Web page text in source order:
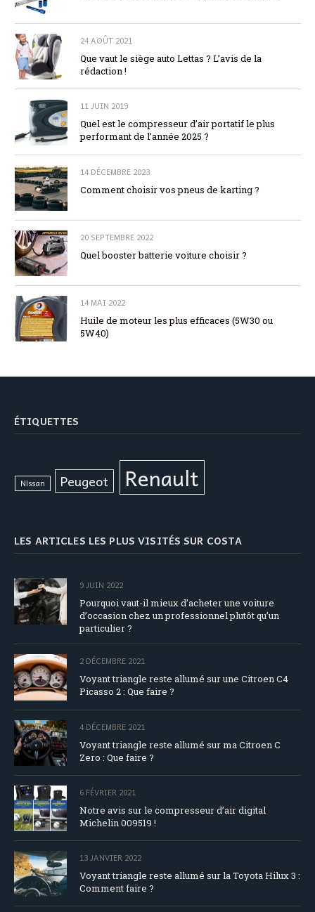
24 AOÛT 2021
Que vaut le siège auto Lettas ? L’avis de la
rédaction !
11 JUIN 2019
Quel est le compresseur d’air portatif le plus
performant de l’année 2025 ?
14 DÉCEMBRE 2023
Comment choisir vos pneus de karting ?
20 SEPTEMBRE 2022
Quel booster batterie voiture choisir ?
14 MAI 2022
Huile de moteur les plus efficaces (5W30 ou
5W40)
ÉTIQUETTES
Nissan Peugeot Renault
LES ARTICLES LES PLUS VISITÉS SUR COSTA
9 JUIN 2022
Pourquoi vaut-il mieux d’acheter une voiture
d’occasion chez un professionnel plutôt qu’un
particulier ?
2 DÉCEMBRE 2021
Voyant triangle reste allumé sur une Citroen C4
Picasso 2 : Que faire ?
4 DÉCEMBRE 2021
Voyant triangle reste allumé sur ma Citroen C
Zero : Que faire ?
6 FÉVRIER 2021
Notre avis sur le compresseur d’air digital
Michelin 009519 !
13 JANVIER 2022
Voyant triangle reste allumé sur la Toyota Hilux 3 :
Comment faire ?